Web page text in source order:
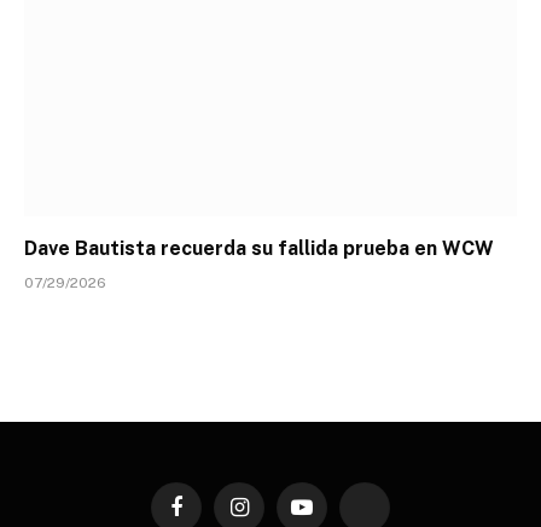
Dave Bautista recuerda su fallida prueba en WCW
07/29/2026
FacebookInstagramYouTube TikTok